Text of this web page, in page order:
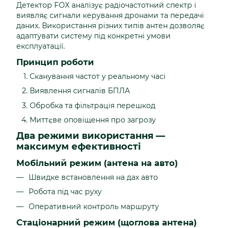
Детектор FOX аналізує радіочастотний спектр і
виявляє сигнали керування дронами та передачі
даних. Використання різних типів антен дозволяє
адаптувати систему під конкретні умови
експлуатації.
Принцип роботи
Сканування частот у реальному часі
Виявлення сигналів БПЛА
Обробка та фільтрація перешкод
Миттєве оповіщення про загрозу
Два режими використання —
максимум ефективності
Мобільний режим (антена на авто)
Швидке встановлення на дах авто
Робота під час руху
Оперативний контроль маршруту
Стаціонарний режим (щоглова антена)